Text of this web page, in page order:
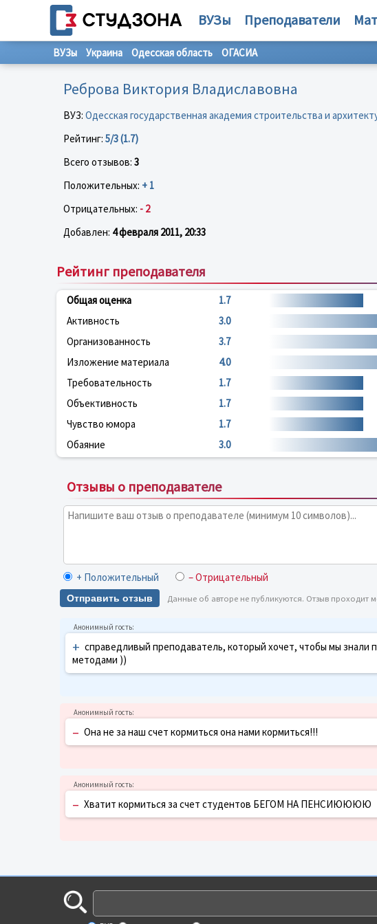
ВУЗы Преподаватели
ВУЗы Украина Одесская область ОГАСИА
Реброва Виктория Владиславовна
ВУЗ: Одесская государственная академия строительства и
Рейтинг: 5/3 (1.7)
Всего отзывов: 3
Положительных: + 1
Отрицательных: - 2
Добавлен: 4 февраля 2011, 20:33
Рейтинг преподавателя
Общая оценка 1.7
Активность
3.0
Организованность
3.7
Изложение материала
4.0
Требовательность
1.7
Объективность
1.7
Чувство юмора
1.7
Обаяние
3.0
Отзывы о преподавателе
+ Положительный – Отрицательный
Отправить отзыв Данные об авторе не публикуются. Отзыв проходит
+ справедливый преподаватель, который хочет, чтобы мы знали
методами ))
– Она не за наш счет кормиться она нами кормиться!!!
– Хватит кормиться за счет студентов БЕГОМ НА ПЕНСИЮЮЮЮ